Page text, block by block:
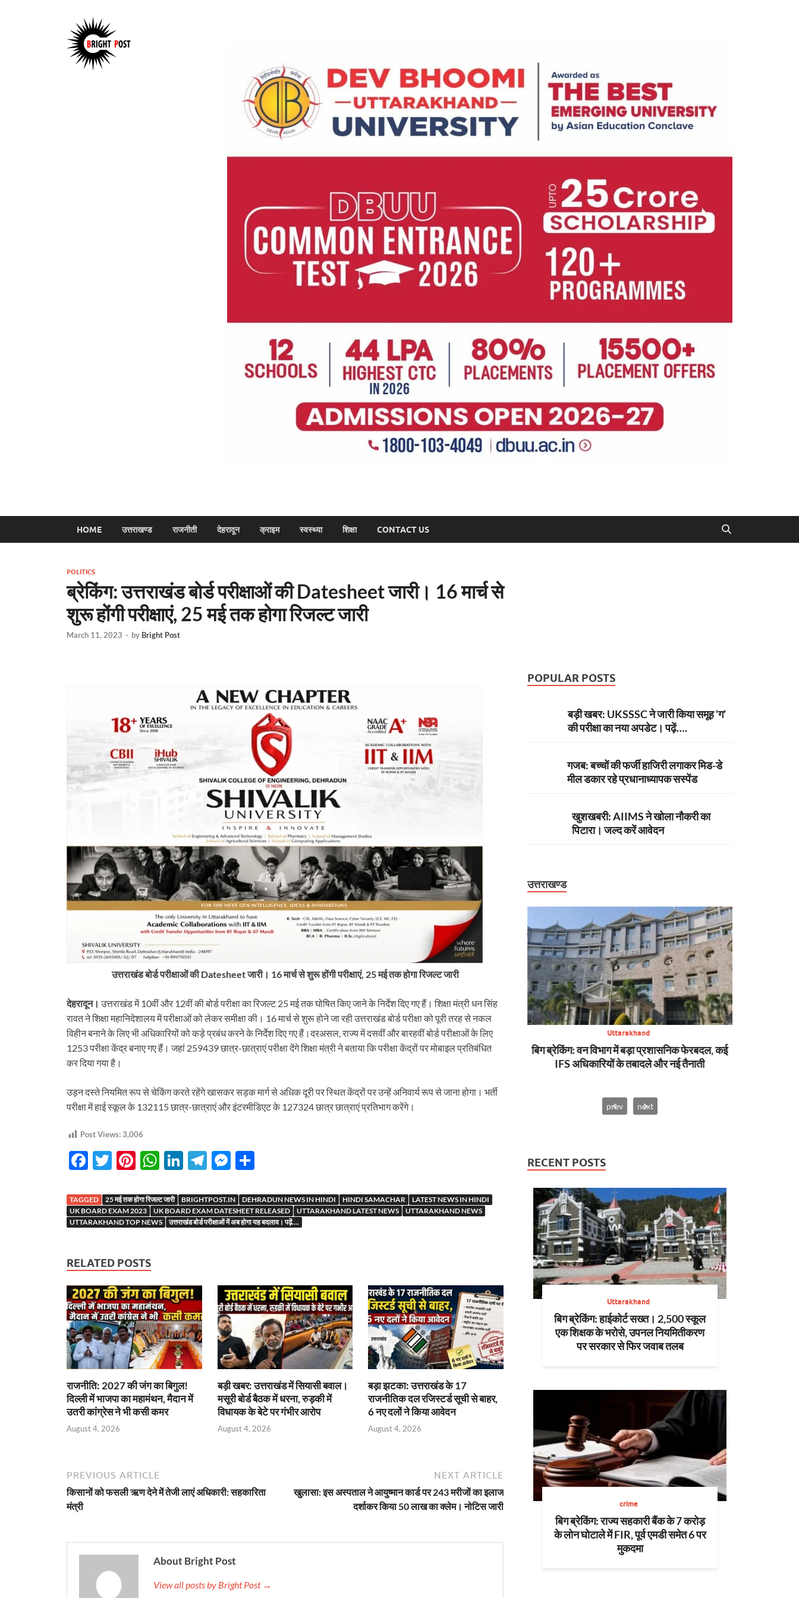
HOME उत्तराखण्ड राजनीती देहरादून क्राइम स्वस्थ्या शिक्षा CONTACT US
POLITICS
ब्रेकिंग: उत्तराखंड बोर्ड परीक्षाओं की Datesheet जारी। 16 मार्च से
शुरू होंगी परीक्षाएं, 25 मई तक होगा रिजल्ट जारी
March 11, 2023 - by Bright Post
उत्तराखंड बोर्ड परीक्षाओं की Datesheet जारी। 16 मार्च से शुरू होंगी परीक्षाएं, 25 मई तक होगा रिजल्ट जारी
देहरादून। उत्तराखंड में 10वीं और 12वीं की बोर्ड परीक्षा का रिजल्ट 25 मई तक घोषित किए जाने के निर्देश दिए गए हैं। शिक्षा मंत्री धन सिंह
रावत ने शिक्षा महानिदेशालय में परीक्षाओं को लेकर समीक्षा की। 16 मार्च से शुरू होने जा रही उत्तराखंड बोर्ड परीक्षा को पूरी तरह से नकल
विहीन बनाने के लिए भी अधिकारियों को कड़े प्रबंध करने के निर्देश दिए गए हैं।दरअसल, राज्य में दसवीं और बारहवीं बोर्ड परीक्षाओं के लिए
1253 परीक्षा केंद्र बनाए गए हैं। जहां 259439 छात्र-छात्राएं परीक्षा देंगे शिक्षा मंत्री ने बताया कि परीक्षा केंद्रों पर मोबाइल प्रतिबंधित
कर दिया गया है।
उड़न दस्ते नियमित रूप से चेकिंग करते रहेंगे खासकर सड़क मार्ग से अधिक दूरी पर स्थित केंद्रों पर उन्हें अनिवार्य रूप से जाना होगा। भर्ती
परीक्षा में हाई स्कूल के 132115 छात्र-छात्राएं और इंटरमीडिएट के 127324 छात्र छात्राएं प्रतिभाग करेंगे।
Post Views:3,006
F
e
b
o
k
T
itt
er
Pi
er
es
W
at
s
Li
k
e
T
e
gr
M
se
n
ar
e
TAGGED 25 मई तक होगा रिजल्ट जारी BRIGHTPOST.IN DEHRADUN NEWS IN HINDI HINDI SAMACHAR
LATEST NEWS IN HINDI
UK BOARD EXAM 2023
UK BOARD EXAM DATESHEET RELEASED UTTARAKHAND LATEST NEWS
UTTARAKHAND NEWS
UTTARAKHAND TOP NEWS
उत्तराखंड बोर्ड परीक्षाओं में अब होगा यह बदलाव। पढ़ें....
RELATED POSTS
राजनीति: 2027 की जंग का बिगुल!
दिल्ली में भाजपा का महामंथन, मैदान में
उतरी कांग्रेस ने भी कसी कमर
August 4, 2026
बड़ी खबर: उत्तराखंड में सियासी बवाल।
मसूरी बोर्ड बैठक में धरना, रुड़की में
विधायक के बेटे पर गंभीर आरोप
August 4, 2026
बड़ा झटका: उत्तराखंड के 17
राजनीतिक दल रजिस्टर्ड सूची से बाहर,
6 नए दलों ने किया आवेदन
August 4, 2026
PREVIOUS ARTICLE
किसानों को फसली ऋण देने में तेजी लाएं अधिकारी: सहकारिता
मंत्री
NEXT ARTICLE
खुलासा: इस अस्पताल ने आयुष्मान कार्ड पर 243 मरीजों का इलाज
दर्शाकर किया 50 लाख का क्लेम। नोटिस जारी
About Bright Post
View all posts by Bright Post →
POPULAR POSTS
बड़ी खबर: UKSSSC ने जारी किया समूह ‘ग’
की परीक्षा का नया अपडेट। पढ़ें….
गजब: बच्चों की फर्जी हाजिरी लगाकर मिड-डे
मील डकार रहे प्रधानाध्यापक सस्पेंड
खुशखबरी: AIIMS ने खोला नौकरी का
पिटारा। जल्द करें आवेदन
उत्तराखण्ड
में बड़ा प्रशासनिक फेरबदल, कई
के तबादले और नई तैनाती
Uttarakhand
न्यूज़ अपडेट: मसूरी में चट्टान गिरी, कॉर्बेट में पर्यटक फंसे,
Uttarakhand
बिग ब्रेकिंग: हाईकोर्ट सख्त। 2,500 स्कूल एक शिक्षक के
Uttarakhand
बिग ब्रेकिंग: वन विभाग में बड़ा प्रशासनिक फेरबदल, कई
IFS अधिकारियों के तबादले और नई तैनाती
prev next
RECENT POSTS
Uttarakhand
बिग ब्रेकिंग: हाईकोर्ट सख्त। 2,500 स्कूल
एक शिक्षक के भरोसे, उपनल नियमितीकरण
पर सरकार से फिर जवाब तलब
crime
बिग ब्रेकिंग: राज्य सहकारी बैंक के 7 करोड़
के लोन घोटाले में FIR, पूर्व एमडी समेत 6 पर
मुकदमा